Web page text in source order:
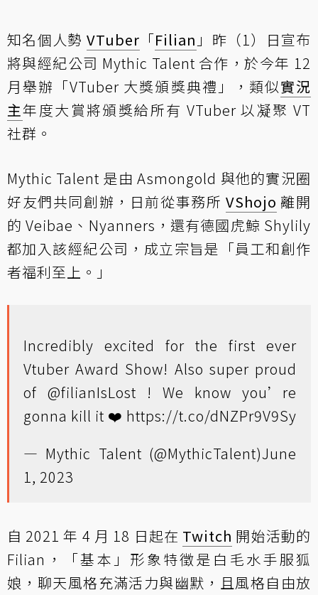
知名個人勢 VTuber 「Filian 」昨（1）日宣布
將與經紀公司 Mythic Talent 合作，於今年 12
月舉辦「VTuber 大獎頒獎典禮」，類似實況
主年度大賞將頒獎給所有 VTuber 以凝聚 VT
社群。
Mythic Talent 是由 Asmongold 與他的實況圈
好友們共同創辦，日前從事務所 VShojo 離開
的 Veibae、Nyanners，還有德國虎鯨 Shylily
都加入該經紀公司，成立宗旨是「員工和創作
者福利至上。」
Incredibly excited for the first ever
Vtuber Award Show! Also super proud
of @filianIsLost ! We know you’re
gonna kill it ❤️ https://t.co/dNZPr9V9Sy
— Mythic Talent (@MythicTalent)June
1, 2023
自 2021 年 4 月 18 日起在 Twitch 開始活動的
Filian，「基本」形象特徵是白毛水手服狐
娘，聊天風格充滿活力與幽默，且風格自由放